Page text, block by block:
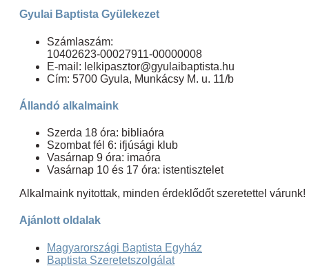
Gyulai Baptista Gyülekezet
Számlaszám:
10402623-00027911-00000008
E-mail: lelkipasztor@gyulaibaptista.hu
Cím: 5700 Gyula, Munkácsy M. u. 11/b
Állandó alkalmaink
Szerda 18 óra: bibliaóra
Szombat fél 6: ifjúsági klub
Vasárnap 9 óra: imaóra
Vasárnap 10 és 17 óra: istentisztelet
Alkalmaink nyitottak, minden érdeklődőt szeretettel várunk!
Ajánlott oldalak
Magyarországi Baptista Egyház
Baptista Szeretetszolgálat